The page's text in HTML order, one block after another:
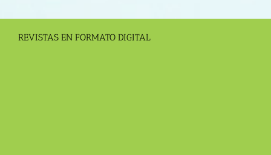
REVISTAS EN FORMATO DIGITAL